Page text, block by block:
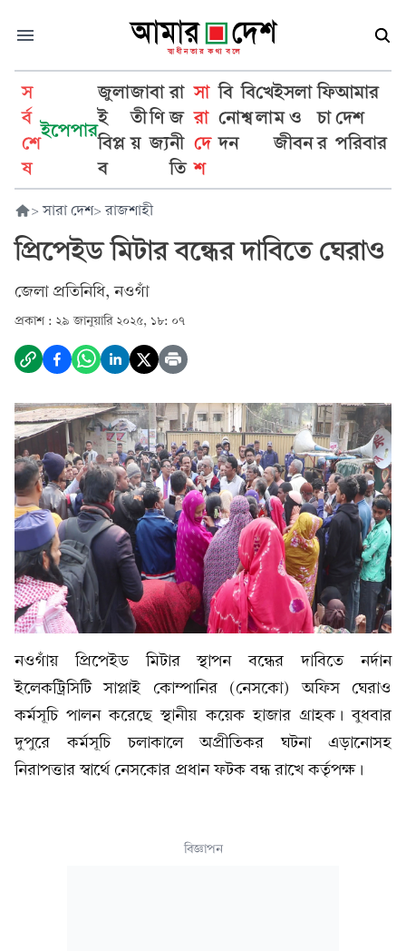
স
র্ব
শে
ষ
ইপেপার
জুলা
ই
বিপ্ল
ব
জা
তী
য়
বা
ণি
জ্য
রা
জ
নী
তি
সা
রা
দে
শ
বি
নো
দন
বি
শ্ব
খে
লা
ইসলা
ম ও
জীবন
ফি
চা
র
আমার
দেশ
পরিবার
> সারা দেশ> রাজশাহী
প্রিপেইড মিটার বন্ধের দাবিতে ঘেরাও
জেলা প্রতিনিধি, নওগাঁ
প্রকাশ : ২৯ জানুয়ারি ২০২৫, ১৮: ০৭
নওগাঁয় প্রিপেইড মিটার স্থাপন বন্ধের দাবিতে নর্দান
ইলেকট্রিসিটি সাপ্লাই কোম্পানির (নেসকো) অফিস ঘেরাও
কর্মসূচি পালন করেছে স্থানীয় কয়েক হাজার গ্রাহক। বুধবার
দুপুরে কর্মসূচি চলাকালে অপ্রীতিকর ঘটনা এড়ানোসহ
নিরাপত্তার স্বার্থে নেসকোর প্রধান ফটক বন্ধ রাখে কর্তৃপক্ষ।​
বিজ্ঞাপন